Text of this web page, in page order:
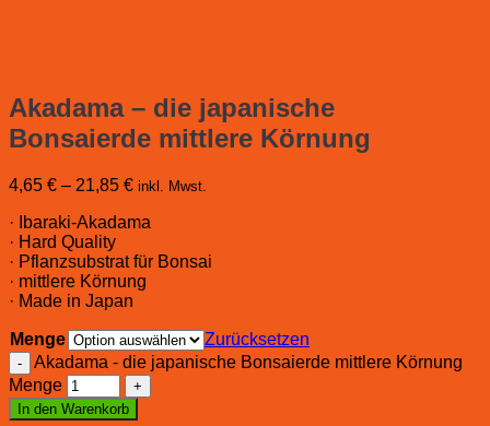
Akadama – die japanische
Bonsaierde mittlere Körnung
4,65 € – 21,85 € inkl. Mwst.
· Ibaraki-Akadama
· Hard Quality
· Pflanzsubstrat für Bonsai
· mittlere Körnung
· Made in Japan
Menge
Zurücksetzen
Akadama - die japanische Bonsaierde mittlere Körnung
Menge
In den Warenkorb